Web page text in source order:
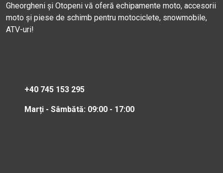
Gheorgheni și Otopeni vă oferă echipamente moto, accesorii
moto și piese de schimb pentru motociclete, snowmobile,
ATV-uri!
+40 745 153 295
Marți - Sâmbătă: 09:00 - 17:00